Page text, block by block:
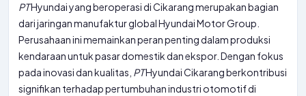
PTHyundai yang beroperasi di Cikarang merupakan bagian
dari jaringan manufaktur global Hyundai Motor Group.
Perusahaan ini memainkan peran penting dalam produksi
kendaraan untuk pasar domestik dan ekspor. Dengan fokus
pada inovasi dan kualitas, PTHyundai Cikarang berkontribusi
signifikan terhadap pertumbuhan industri otomotif di